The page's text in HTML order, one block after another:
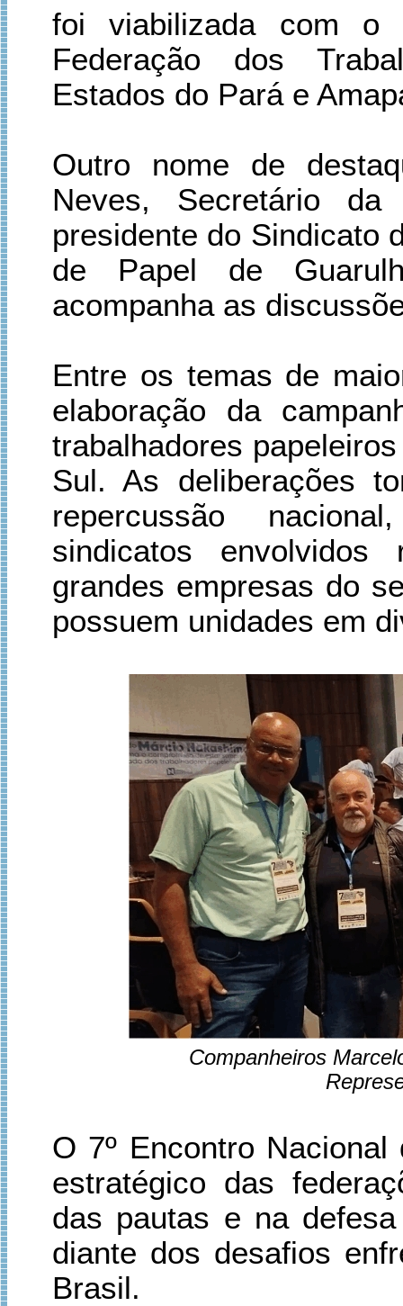
foi viabilizada com
Federação dos
Estados do Pará e
Outro nome de
Neves, Secretário
presidente do Sindicato
de Papel de
acompanha as
Entre os temas de
elaboração da
trabalhadores
Sul. As deliberações
repercussão
sindicatos envolvidos
grandes empresas do
possuem unidades em
Companheiros
O 7º Encontro
estratégico das
das pautas e na
diante dos desafios
Brasil.